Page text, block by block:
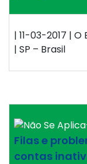
| 11-03-2017 |
| SP – Brasil
Filas e
contas